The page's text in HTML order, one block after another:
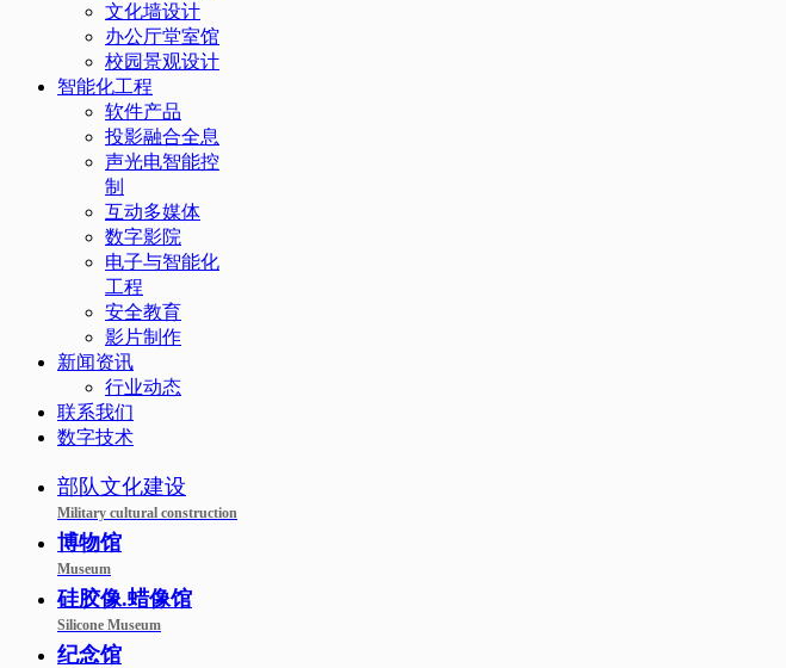
文化墙设计
办公厅堂室馆
校园景观设计
智能化工程
软件产品
投影融合全息
声光电智能控
制
互动多媒体
数字影院
电子与智能化
工程
安全教育
影片制作
新闻资讯
行业动态
联系我们
数字技术
部队文化建设
Military cultural construction
博物馆
Museum
硅胶像.蜡像馆
Silicone Museum
纪念馆